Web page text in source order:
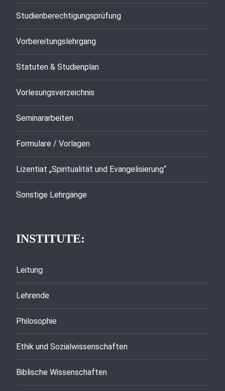
Studienberechtigungsprüfung
Vorbereitungslehrgang
Statuten & Studienplan
Vorlesungsverzeichnis
Seminararbeiten
Formulare / Vorlagen
Lizentiat „Spiritualität und Evangelisierung“
Sonstige Lehrgänge
INSTITUTE:
Leitung
Lehrende
Philosophie
Ethik und Sozialwissenschaften
Biblische Wissenschaften